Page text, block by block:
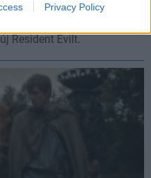
Privacy Policy
Resident Evilt.